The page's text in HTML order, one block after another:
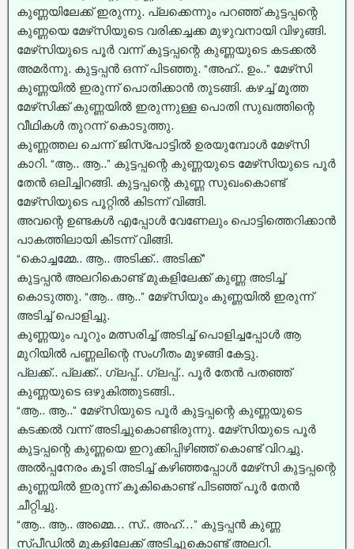
കുണ്ണയിലേക്ക് ഇരുന്നു. പ്ലക്കെന്നും പറഞ്ഞ് കുട്ടപ്പന്റെ
കുണ്ണയെ മേഴ്‌സിയുടെ വരിക്കച്ചക്ക മുഴുവനായി വിഴുങ്ങി.
മേഴ്‌സിയുടെ പൂർ വന്ന് കുട്ടപ്പന്റെ കുണ്ണയുടെ കടക്കൽ
അമർന്നു. കുട്ടപ്പൻ ഒന്ന് പിടഞ്ഞു. “അഹ്.. ഉം..” മേഴ്‌സി
കുണ്ണയിൽ ഇരുന്ന് പൊതിക്കാൻ തുടങ്ങി. കഴച്ച്‌ മൂത്ത
മേഴ്‌സിക്ക് കുണ്ണയിൽ ഇരുന്നുള്ള പൊതി സുഖത്തിന്റെ
വീഥികൾ തുറന്ന് കൊടുത്തു.
കുണ്ണത്തല ചെന്ന് ജിസ്പോട്ടിൽ ഉരയുമ്പോൾ മേഴ്‌സി
കാറി. “ആ.. ആ..” കുട്ടപ്പന്റെ കുണ്ണയുടെ മേഴ്‌സിയുടെ പൂർ
തേൻ ഒലിച്ചിറങ്ങി. കുട്ടപ്പന്റെ കുണ്ണ സുഖംകൊണ്ട്
മേഴ്‌സിയുടെ പൂറ്റിൽ കിടന്ന് വിങ്ങി.
അവന്റെ ഉണ്ടകൾ എപ്പോൾ വേണേലും പൊട്ടിത്തെറിക്കാൻ
പാകത്തിലായി കിടന്ന് വിങ്ങി.
“കൊച്ചമ്മേ.. ആ.. അടിക്ക്.. അടിക്ക്”
കുട്ടപ്പൻ അലറികൊണ്ട് മുകളിലേക്ക് കുണ്ണ അടിച്ച്‌
കൊടുത്തു. “ആ.. ആ..” മേഴ്‌സിയും കുണ്ണയിൽ ഇരുന്ന്
അടിച്ച്‌ പൊളിച്ചു.
കുണ്ണയും പൂറും മത്സരിച്ച്‌ അടിച്ച്‌ പൊളിച്ചപ്പോൾ ആ
മുറിയിൽ പണ്ണലിന്റെ സംഗീതം മുഴങ്ങി കേട്ടു.
പ്ലക്ക്.. പ്ലക്ക്.. ഗ്ലപ്പ്.. ഗ്ലപ്പ്.. പൂർ തേൻ പതഞ്ഞ്
കുണ്ണയുടെ ഒഴുകിത്തുടങ്ങി..
“ആ.. ആ..” മേഴ്‌സിയുടെ പൂർ കുട്ടപ്പന്റെ കുണ്ണയുടെ
കടക്കൽ വന്ന് അടിച്ചുകൊണ്ടിരുന്നു. മേഴ്‌സിയുടെ പൂർ
കുട്ടപ്പന്റെ കുണ്ണയെ ഇറുക്കിപ്പിഴിഞ്ഞ് കൊണ്ട് വിറച്ചു.
അൽപ്പനേരം കൂടി അടിച്ച്‌ കഴിഞ്ഞപ്പോൾ മേഴ്‌സി കുട്ടപ്പന്റെ
കുണ്ണയിൽ ഇരുന്ന് കൂകികൊണ്ട് പിടഞ്ഞ് പൂർ തേൻ
ചീറ്റിച്ചു.
“ആ.. ആ.. അമ്മെ… സ്.. അഹ്…” കുട്ടപ്പൻ കുണ്ണ
സ്പീഡിൽ മുകളിലേക്ക് അടിച്ചുകൊണ്ട് അലറി.